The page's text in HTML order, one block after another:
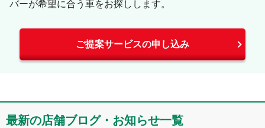
バーが希望に合う車をお探しします。
ご提案サービスの申し込み
最新の店舗ブログ・お知らせ一覧